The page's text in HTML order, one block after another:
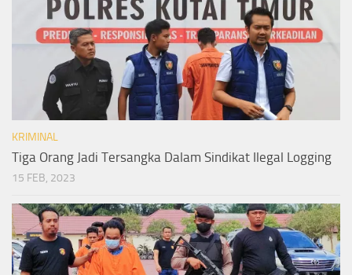
KRIMINAL
Tiga Orang Jadi Tersangka Dalam Sindikat Ilegal Logging
15 FEB, 2023